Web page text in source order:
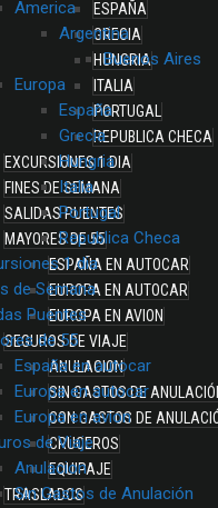
ESPAÑA
GRECIA
HUNGRIA
ITALIA
PORTUGAL
REPUBLICA CHECA
EXCURSIONES 1 DIA
FINES DE SEMANA
SALIDAS PUENTES
MAYORES DE 55
ESPAÑA EN AUTOCAR
EUROPA EN AUTOCAR
EUROPA EN AVION
SEGUROS DE VIAJE
ANULACION
SIN GASTOS DE
CON GASTOS DE
CRUCEROS
EQUIPAJE
TRASLADOS
America
Argentina
Buenos Aires
Europa
España
Grecia
Hungria
Italia
Portugal
Republica Checa
1 dia
de Semana
Puentes
de 55
España en autocar
Europa en autocar
Europa en avion
de Viaje
Anulacion
Sin Gastos de Anulación